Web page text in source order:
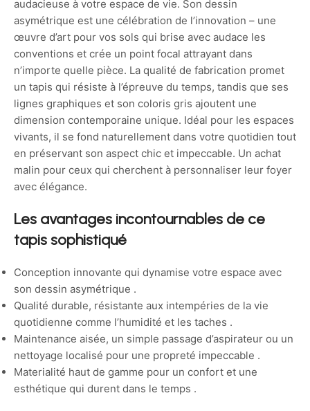
audacieuse à votre espace de vie. Son dessin
asymétrique est une célébration de l’innovation – une
œuvre d’art pour vos sols qui brise avec audace les
conventions et crée un point focal attrayant dans
n’importe quelle pièce. La qualité de fabrication promet
un tapis qui résiste à l’épreuve du temps, tandis que ses
lignes graphiques et son coloris gris ajoutent une
dimension contemporaine unique. Idéal pour les espaces
vivants, il se fond naturellement dans votre quotidien tout
en préservant son aspect chic et impeccable. Un achat
malin pour ceux qui cherchent à personnaliser leur foyer
avec élégance.
Les avantages incontournables de ce
tapis sophistiqué
Conception innovante qui dynamise votre espace avec
son dessin asymétrique .
Qualité durable, résistante aux intempéries de la vie
quotidienne comme l’humidité et les taches .
Maintenance aisée, un simple passage d’aspirateur ou un
nettoyage localisé pour une propreté impeccable .
Materialité haut de gamme pour un confort et une
esthétique qui durent dans le temps .